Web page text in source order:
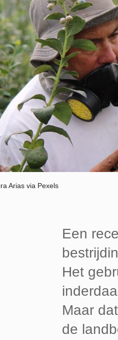
Arias via Pexels
Een
Het
Maar
de